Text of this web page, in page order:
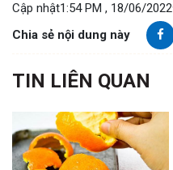
Cập nhật1:54 PM , 18/06/2022
Chia sẻ nội dung này
TIN LIÊN QUAN